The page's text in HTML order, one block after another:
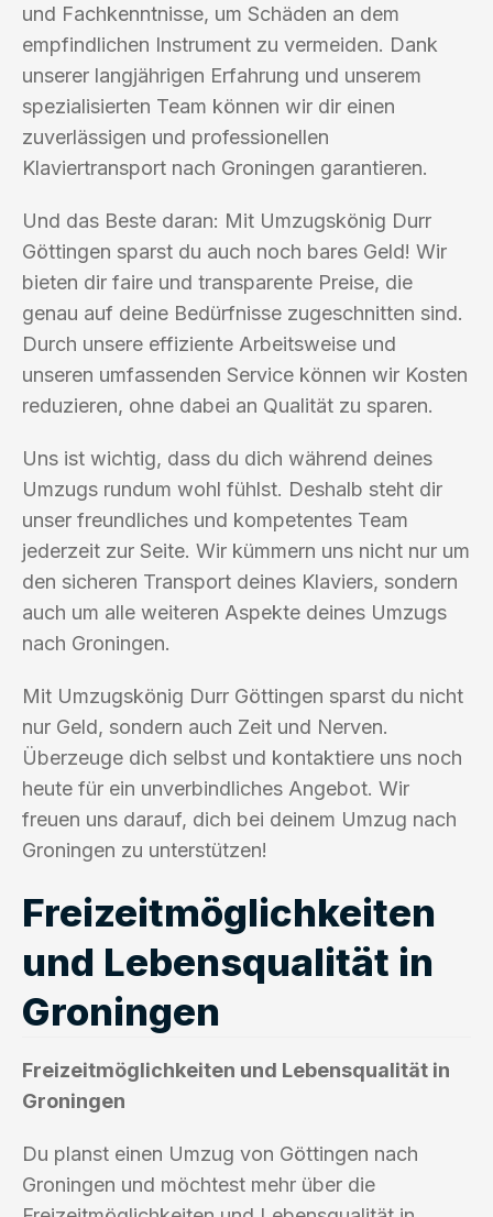
und Fachkenntnisse, um Schäden an dem
empfindlichen Instrument zu vermeiden. Dank
unserer langjährigen Erfahrung und unserem
spezialisierten Team können wir dir einen
zuverlässigen und professionellen
Klaviertransport nach Groningen garantieren.
Und das Beste daran: Mit Umzugskönig Durr
Göttingen sparst du auch noch bares Geld! Wir
bieten dir faire und transparente Preise, die
genau auf deine Bedürfnisse zugeschnitten sind.
Durch unsere effiziente Arbeitsweise und
unseren umfassenden Service können wir Kosten
reduzieren, ohne dabei an Qualität zu sparen.
Uns ist wichtig, dass du dich während deines
Umzugs rundum wohl fühlst. Deshalb steht dir
unser freundliches und kompetentes Team
jederzeit zur Seite. Wir kümmern uns nicht nur um
den sicheren Transport deines Klaviers, sondern
auch um alle weiteren Aspekte deines Umzugs
nach Groningen.
Mit Umzugskönig Durr Göttingen sparst du nicht
nur Geld, sondern auch Zeit und Nerven.
Überzeuge dich selbst und kontaktiere uns noch
heute für ein unverbindliches Angebot. Wir
freuen uns darauf, dich bei deinem Umzug nach
Groningen zu unterstützen!
Freizeitmöglichkeiten
und Lebensqualität in
Groningen
Freizeitmöglichkeiten und Lebensqualität in
Groningen
Du planst einen Umzug von Göttingen nach
Groningen und möchtest mehr über die